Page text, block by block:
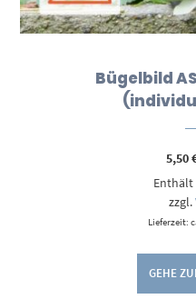
Bügelbild
5,50
Enthält
zzgl.
Lieferzeit:
GEHE